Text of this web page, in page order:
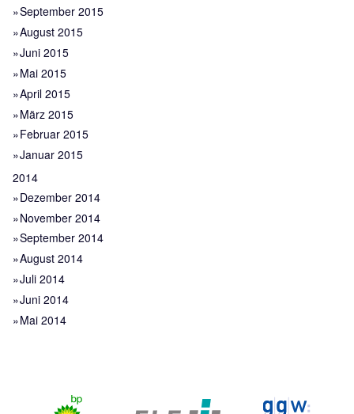
September 2015
August 2015
Juni 2015
Mai 2015
April 2015
März 2015
Februar 2015
Januar 2015
2014
Dezember 2014
November 2014
September 2014
August 2014
Juli 2014
Juni 2014
Mai 2014